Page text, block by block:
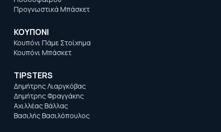
Προγνωστικά Μπάσκετ
ΚΟΥΠΟΝΙ
Κουπόνι Πάμε Στοίχημα
Κουπόνι Μπάσκετ
TIPSTERS
Δημήτρης Λιαργκόβας
Δημήτρης Φραγγάκης
Αχιλλέας Βάλλας
Βασιλής Βασιλόπουλος